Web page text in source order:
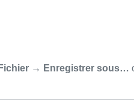
Fichier → Enregistrer sous…